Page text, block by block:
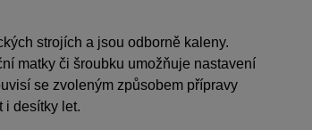
strojích a jsou odborně kaleny.
matky či šroubku umožňuje nastavení
se zvoleným způsobem přípravy
i desítky let.